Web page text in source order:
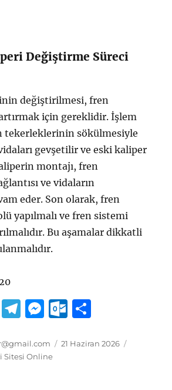
Değiştirme Süreci
değiştirilmesi, fren
için gereklidir. İşlem
tekerleklerinin sökülmesiyle
gevşetilir ve eski kaliper
montajı, fren
ve vidaların
eder. Son olarak, fren
yapılmalı ve fren sistemi
Bu aşamalar dikkatli
E
T
e
g
M
ss
e
O
tl a
Yayın
21 Haziran 2026
Sitesi Online